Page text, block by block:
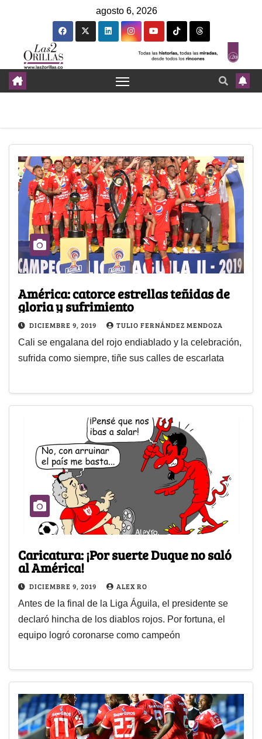
agosto 6, 2026
América: catorce estrellas teñidas de
gloria y sufrimiento
DICIEMBRE 9, 2019 TULIO FERNÁNDEZ MENDOZA
Cali se engalana del rojo endiablado y la celebración,
sufrida como siempre, tiñe sus calles de escarlata
Caricatura: ¡Por suerte Duque no saló
al América!
DICIEMBRE 9, 2019 ALEX RO
Antes de la final de la Liga Águila, el presidente se
declaró hincha de los diablos rojos. Por fortuna, el
equipo logró coronarse como campeón